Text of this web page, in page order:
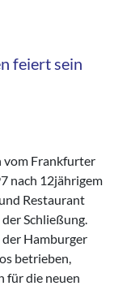
feiert sein
vom Frankfurter
nach 12jährigem
Restaurant
Schließung.
Hamburger
betrieben,
für die neuen